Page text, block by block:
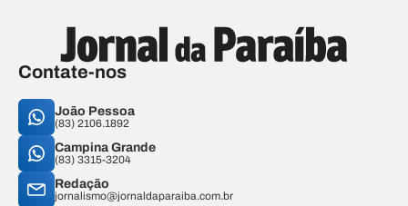
Contate-nos
João Pessoa
(83) 2106.1892
Campina Grande
(83) 3315-3204
Redação
jornalismo@jornaldaparaiba.com.br